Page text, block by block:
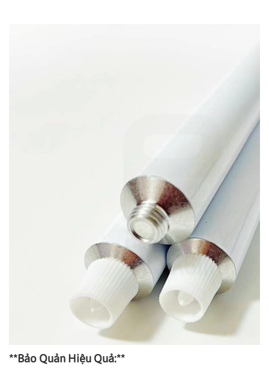
**Bảo Quản Hiệu Quả:**